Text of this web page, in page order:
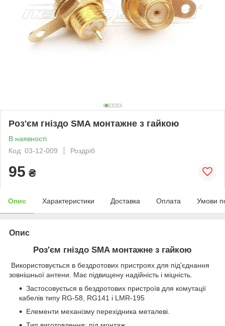
Роз'єм гніздо SMA монтажне з гайкою
В наявності
Код: 03-12-009
Роздріб
95 ₴
Опис Характеристики Доставка Оплата Умови
Опис
Роз'єм гніздо SMA монтажне з гайкою
Використовується в бездротових пристроях для під'єднання
зовнішньої антени. Має підвищену надійність і міцність.
Застосовується в бездротових пристроїв для комутації
кабелів типу RG-58, RG141 і LMR-195
Елементи механізму перехідника металеві.